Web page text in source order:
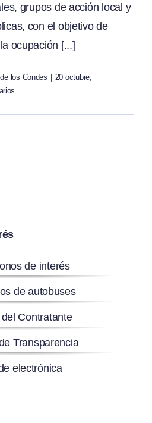
grupos de acción local y
con el objetivo de
ocupación [...]
los Condes
20 octubre,